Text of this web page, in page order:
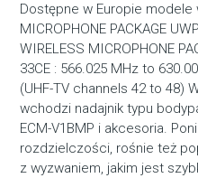
Dostępne w Europie
MICROPHONE PACKAGE
WIRELESS MICROPHONE
33CE : 566.025 MHz to
(UHF-TV channels 42 to 48)
wchodzi nadajnik typu
ECM-V1BMP i akcesoria.
rozdzielczości, rośnie też
z wyzwaniem, jakim jest